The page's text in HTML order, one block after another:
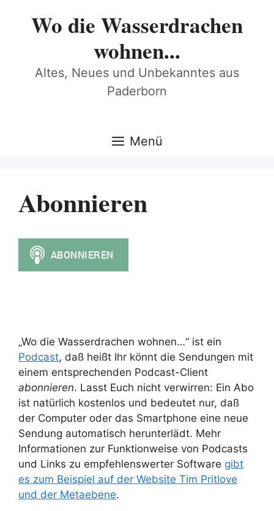
Wo die Wasserdrachen
wohnen...
Altes, Neues und Unbekanntes aus
Paderborn
Menü
Abonnieren
„Wo die Wasserdrachen wohnen…“ ist ein
Podcast, daß heißt Ihr könnt die Sendungen mit
einem entsprechenden Podcast-Client
abonnieren. Lasst Euch nicht verwirren: Ein Abo
ist natürlich kostenlos und bedeutet nur, daß
der Computer oder das Smartphone eine neue
Sendung automatisch herunterlädt. Mehr
Informationen zur Funktionweise von Podcasts
und Links zu empfehlenswerter Software gibt
es zum Beispiel auf der Website Tim Pritlove
und der Metaebene.